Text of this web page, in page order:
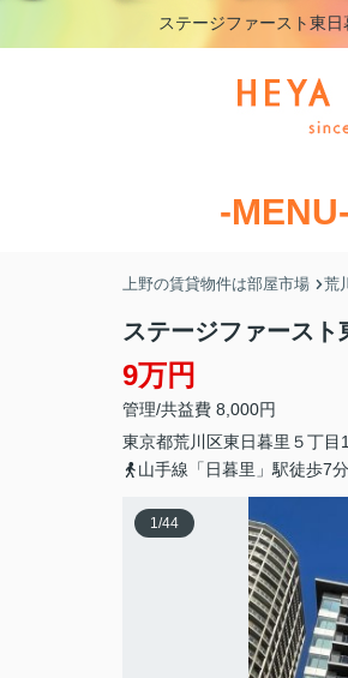
ステージファースト東
-MENU-
上野の賃貸物件は部屋市場 荒
ステージファースト
9万円
管理/共益費 8,000円
東京都荒川区東日暮里 ５丁目
山手線「日暮里」駅徒歩7分
1/44